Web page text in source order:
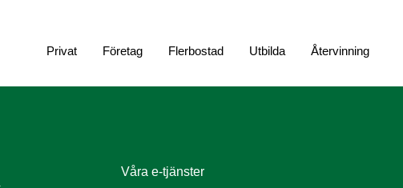
Privat Företag Flerbostad Utbilda Återvinning
Våra e-tjänster